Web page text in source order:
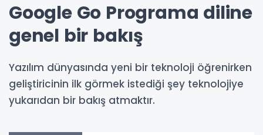
Google Go Programa diline
genel bir bakış
Yazılım dünyasında yeni bir teknoloji öğrenirken
geliştiricinin ilk görmek istediği şey teknolojiye
yukarıdan bir bakış atmaktır.